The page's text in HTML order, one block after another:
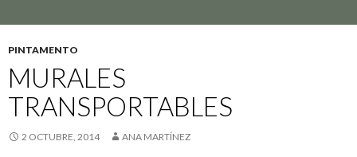
PINTAMENTO
MURALES
TRANSPORTABLES
2 OCTUBRE, 2014 ANA MARTÍNEZ